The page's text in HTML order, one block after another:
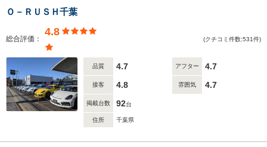
Ｏ－ＲＵＳＨ千葉
総合評価：
4.8
(クチコミ件数:531件)
品質 4.7 アフター 4.7
接客 4.8 雰囲気 4.7
掲載台数 92台
住所 千葉県